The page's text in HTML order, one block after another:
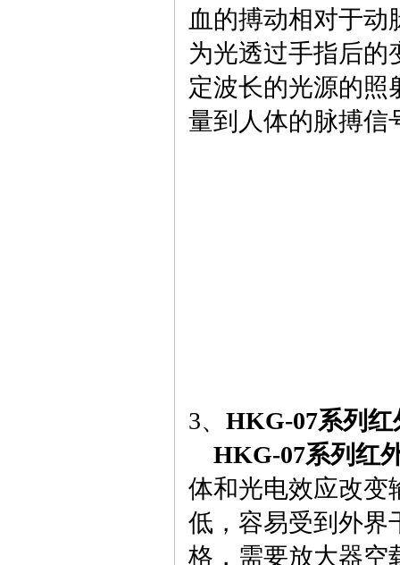
血的搏动相对于
为光透过手指后的
定波长的光源的照
量到人体的脉搏信
3、 HKG-07系列
HKG-07系列红
体和光电效应改变
低，容易受到外界
格，需要放大器空